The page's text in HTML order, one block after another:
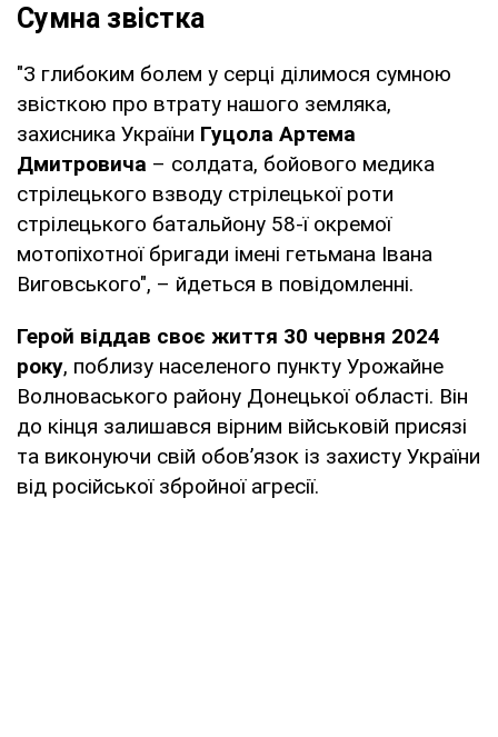
Сумна звістка
"З глибоким болем у серці ділимося сумною
звісткою про втрату нашого земляка,
захисника України Гуцола Артема
Дмитровича – солдата, бойового медика
стрілецького взводу стрілецької роти
стрілецького батальйону 58-ї окремої
мотопіхотної бригади імені гетьмана Івана
Виговського", – йдеться в повідомленні.
Герой віддав своє життя 30 червня 2024
року, поблизу населеного пункту Урожайне
Волноваського району Донецької області. Він
до кінця залишався вірним військовій присязі
та виконуючи свій обов’язок із захисту України
від російської збройної агресії.